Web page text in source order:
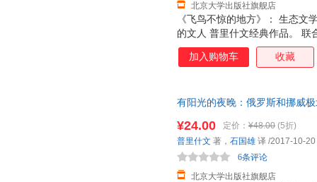
《飞鸟不惊的地方》： 生态文
的文人 普里什文经典作品。 联
席、北京大学原校长许智宏倾
北京大学出版社旗舰店
加入购物车 收藏
有阳光的夜晚：俄罗斯和挪威
¥24.00 定价： ¥48.00 (5折)
北京大学出版社旗舰店
6条评论
普里什文 著， 石国雄 译 /2017-10-20